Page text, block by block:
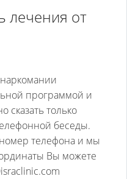
лечения от
программой и
сказать только
беседы.
телефона и мы
Вы можете